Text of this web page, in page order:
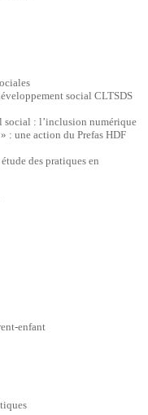
social CLTSDS
social : l’inclusion numérique
: une action du Prefas HDF
des pratiques en
enfant